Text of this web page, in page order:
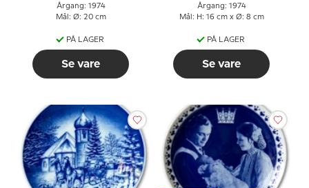
Årgang: 1974
Mål: Ø: 20 cm
PÅ LAGER
Se vare
Årgang: 1974
Mål: H: 16 cm x Ø: 8 cm
PÅ LAGER
Se vare